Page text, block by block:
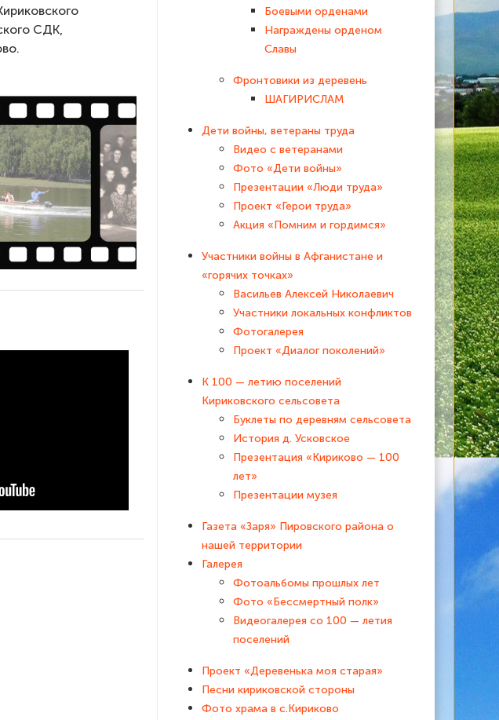
СДК,
Боевыми орденами
Награждены орденом
Славы
Фронтовики из деревень
ШАГИРИСЛАМ
Дети войны, ветераны труда
Видео с ветеранами
Фото «Дети войны»
Презентации «Люди труда»
Проект «Герои труда»
Акция «Помним и гордимся»
Участники войны в Афганистане и
«горячих точках»
Васильев Алексей Николаевич
Участники локальных конфликтов
Фотогалерея
Проект «Диалог поколений»
К 100 — летию поселений
Кириковского сельсовета
Буклеты по деревням сельсовета
История д. Усковское
Презентация «Кириково — 100
лет»
Презентации музея
Газета «Заря» Пировского района о
нашей территории
Галерея
Фотоальбомы прошлых лет
Фото «Бессмертный полк»
Видеогалерея со 100 — летия
поселений
Проект «Деревенька моя старая»
Песни кириковской стороны
Фото храма в с.Кириково